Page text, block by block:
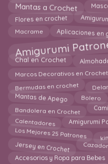
Mantas a Crochet
Flores en crochet
Macrame Aplicaciones en
Amigurumi
Chal en Crochet
Marcos Decorativos en Crochet
Bermudas en crochet
Mantas de Apego Bolero
Bandolera en Crochet
Calentadores Amigurumi
Los Mejores 25 Patrones
Jersey en Crochet
Accesorios y Ropa para Bebes